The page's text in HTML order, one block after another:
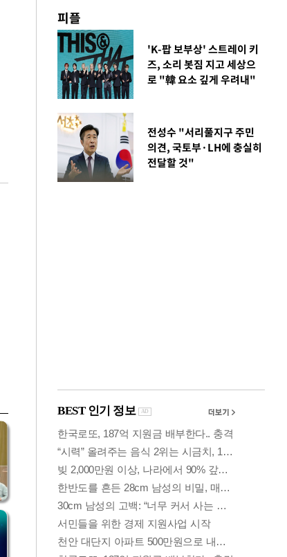
피플
'K-팝 보부상' 스트레이 키
즈, 소리 봇짐 지고 세상으
로 "韓 요소 깊게 우려내"
전성수 "서리풀지구 주민
의견, 국토부·LH에 충실히
전달할 것"